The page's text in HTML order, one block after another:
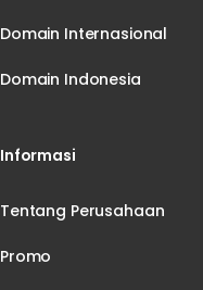
Domain Internasional
Domain Indonesia
Informasi
Tentang Perusahaan
Promo